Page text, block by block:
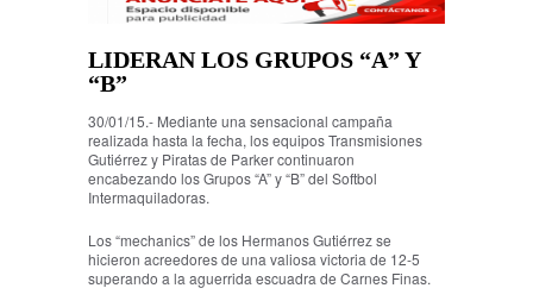
LIDERAN LOS GRUPOS “A” Y
“B”
30/01/15.- Mediante una sensacional campaña
realizada hasta la fecha, los equipos Transmisiones
Gutiérrez y Piratas de Parker continuaron
encabezando los Grupos “A” y “B” del Softbol
Intermaquiladoras.
Los “mechanics” de los Hermanos Gutiérrez se
hicieron acreedores de una valiosa victoria de 12-5
superando a la aguerrida escuadra de Carnes Finas.